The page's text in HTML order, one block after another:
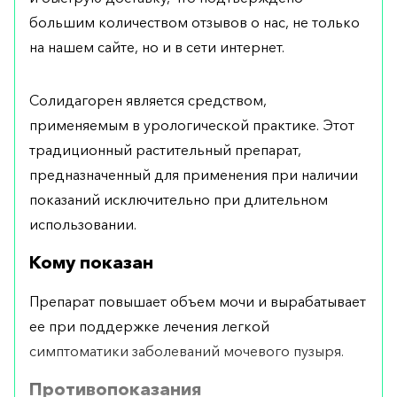
большим количеством отзывов о нас, не только
на нашем сайте, но и в сети интернет.
Солидагорен является средством,
применяемым в урологической практике. Этот
традиционный растительный препарат,
предназначенный для применения при наличии
показаний исключительно при длительном
использовании.
Кому показан
Препарат повышает объем мочи и вырабатывает
ее при поддержке лечения легкой
симптоматики заболеваний мочевого пузыря.
Противопоказания